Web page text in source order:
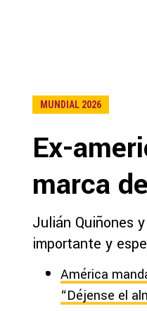
MUNDIAL 2026
Ex-
marca
Julián Quiñones
importante y
América
“Déjense el